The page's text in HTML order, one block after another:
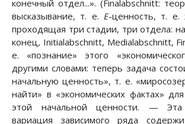
конечный отдел...». (Finalabschnitt:
высказывание, т. е. Е-ценность, т. е.
проходящая три стадии, три отдела:
конец, Initialabschnitt, Medialabschnitt,
е. «познание» этого
другими словами: теперь задача
начальную ценность», т. е.
найти» в «экономических фактах»
этой начальной ценности. — Эта
вариация зависимого ряда